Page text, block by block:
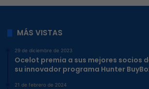
MÁS VISTAS
29 de diciembre de 2023
Ocelot premia a sus mejores socios
su innovador programa Hunter
21 de febrero de 2024